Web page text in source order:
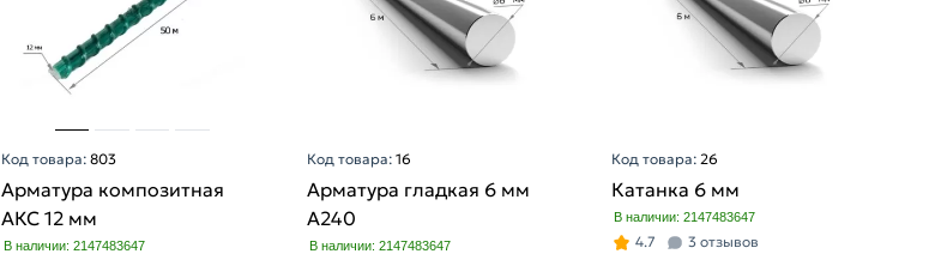
Код товара:803
Арматура композитная
АКС 12 мм
В наличии: 2147483647
Код товара: 16
Арматура гладкая 6 мм
A240
В наличии: 2147483647
Код товара:26
Катанка 6 мм
В наличии: 2147483647
4.7 3 отзывов